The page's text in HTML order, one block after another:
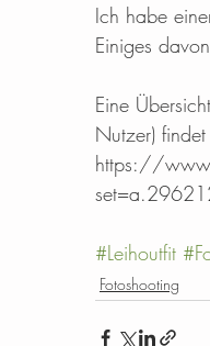
Ich habe
Einiges
Eine
Nutzer)
https://
#Leihoutfit
Fotoshooting